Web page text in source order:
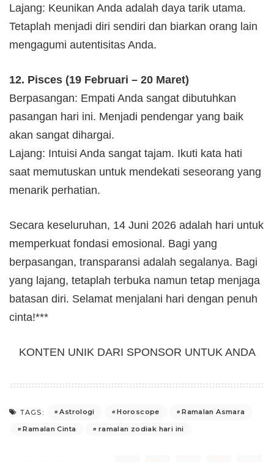
Lajang: Keunikan Anda adalah daya tarik utama.
Tetaplah menjadi diri sendiri dan biarkan orang lain
mengagumi autentisitas Anda.
12. Pisces (19 Februari – 20 Maret)
Berpasangan: Empati Anda sangat dibutuhkan
pasangan hari ini. Menjadi pendengar yang baik
akan sangat dihargai.
Lajang: Intuisi Anda sangat tajam. Ikuti kata hati
saat memutuskan untuk mendekati seseorang yang
menarik perhatian.
Secara keseluruhan, 14 Juni 2026 adalah hari untuk
memperkuat fondasi emosional. Bagi yang
berpasangan, transparansi adalah segalanya. Bagi
yang lajang, tetaplah terbuka namun tetap menjaga
batasan diri. Selamat menjalani hari dengan penuh
cinta!***
KONTEN UNIK DARI SPONSOR UNTUK ANDA
TAGS: Astrologi Horoscope
Ramalan Asmara
Ramalan Cinta
ramalan zodiak hari ini